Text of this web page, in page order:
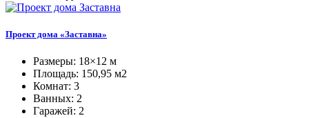
Проект дома «Заставна»
Размеры: 18×12 м
Площадь: 150,95 м2
Комнат: 3
Ванных: 2
Гаражей: 2